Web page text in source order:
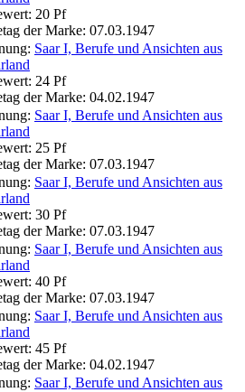
20 Pf
der Marke: 07.03.1947
Saar I, Berufe und Ansichten aus
24 Pf
der Marke: 04.02.1947
Saar I, Berufe und Ansichten aus
25 Pf
der Marke: 07.03.1947
Saar I, Berufe und Ansichten aus
30 Pf
der Marke: 07.03.1947
Saar I, Berufe und Ansichten aus
40 Pf
der Marke: 07.03.1947
Saar I, Berufe und Ansichten aus
45 Pf
der Marke: 04.02.1947
Saar I, Berufe und Ansichten aus